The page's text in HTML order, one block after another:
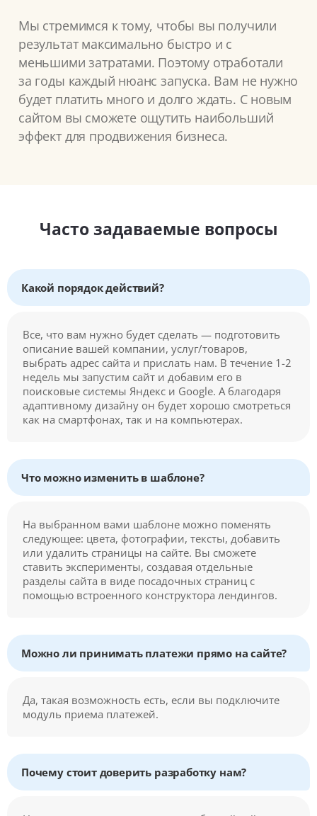
Мы стремимся к тому, чтобы вы получили
результат максимально быстро и с
меньшими затратами. Поэтому отработали
за годы каждый нюанс запуска. Вам не нужно
будет платить много и долго ждать. С новым
сайтом вы сможете ощутить наибольший
эффект для продвижения бизнеса.
Часто задаваемые вопросы
Какой порядок действий?
Все, что вам нужно будет сделать — подготовить
описание вашей компании, услуг/товаров,
выбрать адрес сайта и прислать нам. В течение 1-2
недель мы запустим сайт и добавим его в
поисковые системы Яндекс и Google. А благодаря
адаптивному дизайну он будет хорошо смотреться
как на смартфонах, так и на компьютерах.
Что можно изменить в шаблоне?
На выбранном вами шаблоне можно поменять
следующее: цвета, фотографии, тексты, добавить
или удалить страницы на сайте. Вы сможете
ставить эксперименты, создавая отдельные
разделы сайта в виде посадочных страниц с
помощью встроенного конструктора лендингов.
Можно ли принимать платежи прямо на сайте?
Да, такая возможность есть, если вы подключите
модуль приема платежей.
Почему стоит доверить разработку нам?